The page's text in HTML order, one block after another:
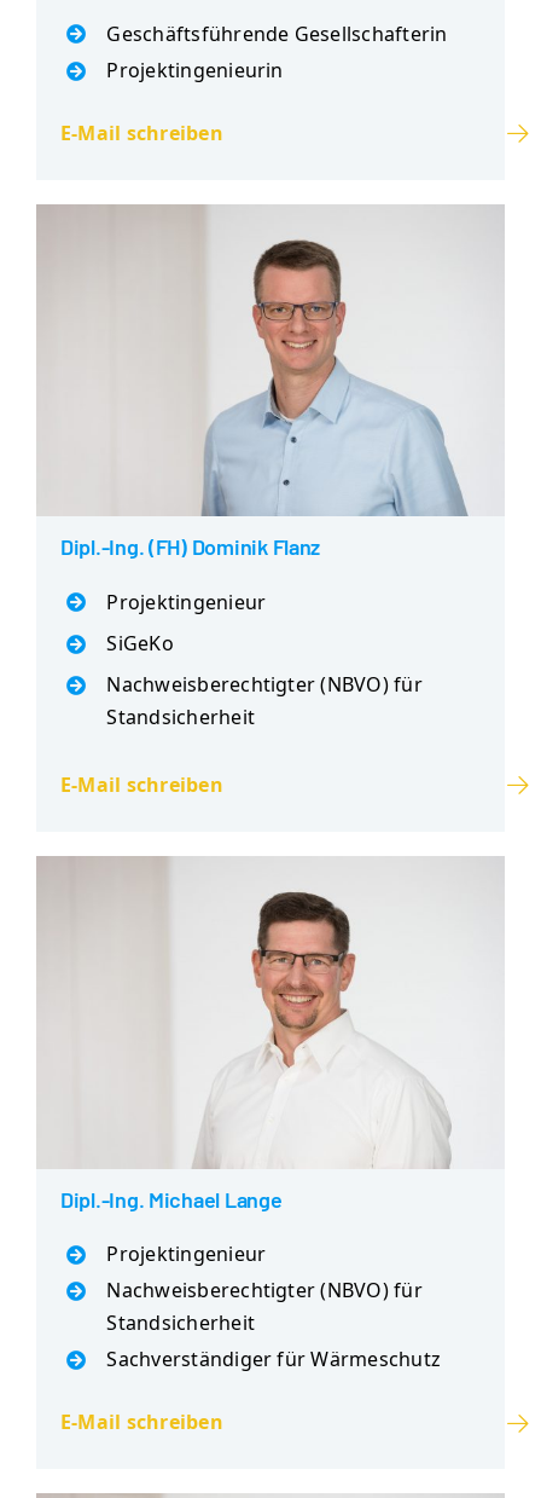
Geschäftsführende Gesellschafterin
Projektingenieurin
E-Mail schreiben
Dipl.-Ing. (FH) Dominik Flanz
Projektingenieur
SiGeKo
Nachweisberechtigter (NBVO) für
Standsicherheit
E-Mail schreiben
Dipl.-Ing. Michael Lange
Projektingenieur
Nachweisberechtigter (NBVO) für
Standsicherheit
Sachverständiger für Wärmeschutz
E-Mail schreiben